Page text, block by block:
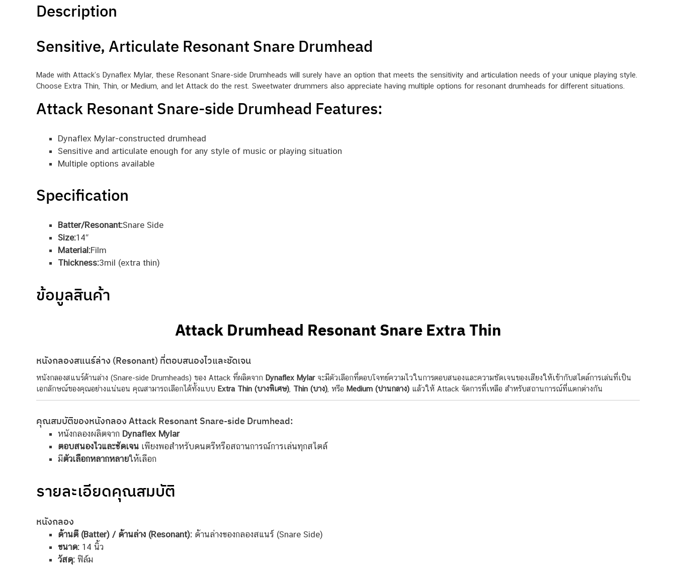
Description
Sensitive, Articulate Resonant Snare Drumhead
Made with Attack’s Dynaflex Mylar, these Resonant Snare-side Drumheads will surely have an option that meets the sensitivity and articulation needs of your unique playing style.
Choose Extra Thin, Thin, or Medium, and let Attack do the rest. Sweetwater drummers also appreciate having multiple options for resonant drumheads for different situations.
Attack Resonant Snare-side Drumhead Features:
Dynaflex Mylar-constructed drumhead
Sensitive and articulate enough for any style of music or playing situation
Multiple options available
Specification
Batter/Resonant:Snare Side
Size:14″
Material:Film
Thickness:3mil (extra thin)
ข้อมูลสินค้า
Attack Drumhead Resonant Snare Extra Thin
หนังกลองสแนร์ล่าง (Resonant) ที่ตอบสนองไวและชัดเจน
หนังกลองสแนร์ด้านล่าง (Snare-side Drumheads) ของ Attack ที่ผลิตจาก Dynaflex Mylarจะมีตัวเลือกที่ตอบโจทย์ความไวในการตอบสนองและความชัดเจนของเสียงให้เข้ากับสไตล์การเล่นที่เป็น
เอกลักษณ์ของคุณอย่างแน่นอน คุณสามารถเลือกได้ทั้งแบบ Extra Thin (บางพิเศษ) Thin (บาง) , หรือ Medium (ปานกลาง) แล้วให้ Attack จัดการที่เหลือ สำหรับสถานการณ์ที่แตกต่างกัน
คุณสมบัติของหนังกลอง Attack Resonant Snare-side Drumhead:
หนังกลองผลิตจาก Dynaflex Mylar
ตอบสนองไวและชัดเจนเพียงพอสำหรับดนตรีหรือสถานการณ์การเล่นทุกสไตล์
มีตัวเลือกหลากหลายให้เลือก
รายละเอียดคุณสมบัติ
หนังกลอง
ด้านตี (Batter) / ด้านล่าง (Resonant):ด้านล่างของกลองสแนร์ (Snare Side)
ขนาด:14 นิ้ว
วัสดุ:ฟิล์ม